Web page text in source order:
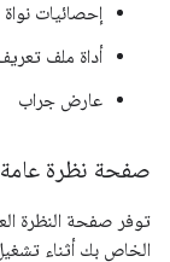
إحصائيات
أداة ملف
عارض جراب
صفحة نظرة عامة
توفر صفحة النظرة
الخاص بك أثناء